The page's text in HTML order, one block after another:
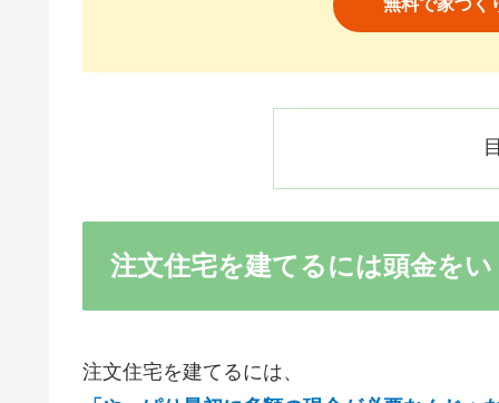
無料で家づく
注文住宅を建てるには頭金を
注文住宅を建てるには、